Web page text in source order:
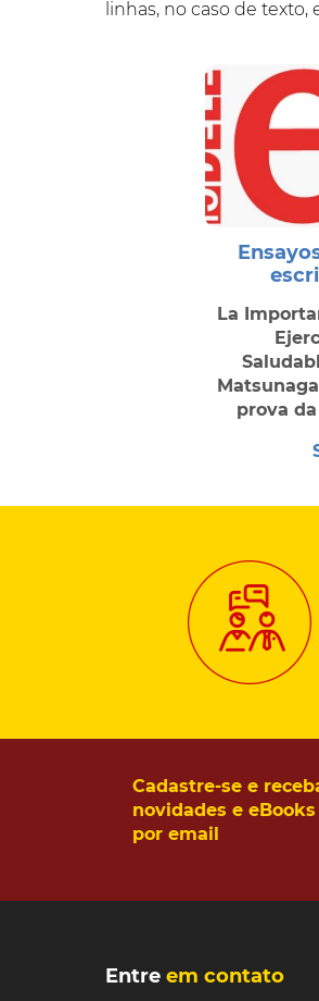
linhas, no caso de
La
prova
Cadastre-se e
novidades e eBooks
por email
Entre em contato